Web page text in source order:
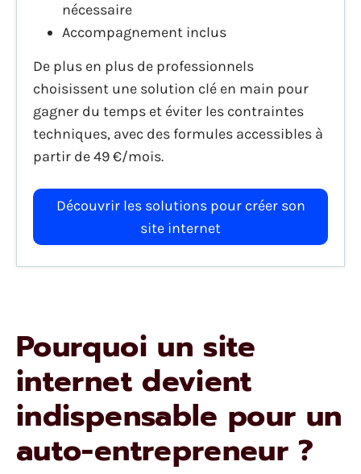
nécessaire
Accompagnement inclus
De plus en plus de professionnels
choisissent une solution clé en main pour
gagner du temps et éviter les contraintes
techniques, avec des formules accessibles à
partir de 49 €/mois.
Découvrir les solutions pour créer son
site internet
Pourquoi un site
internet devient
indispensable pour un
auto-entrepreneur ?